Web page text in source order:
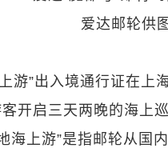
爱达邮轮供图
游”出入境通行证在上
开启三天两晚的海上巡
海上游”是指邮轮从国